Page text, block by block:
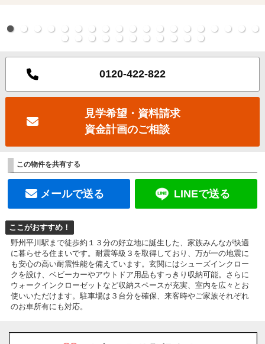
0120-422-822
見学希望・資料請求
資金計画のご相談
この物件を共有する
メールで送る LINEで送る
ここがおすすめ！
野州平川駅まで徒歩約１３分の好立地に誕生した、家族みんなが快適
に暮らせる住まいです。耐震等級３を取得しており、万が一の地震に
も安心の高い耐震性能を備えています。玄関にはシューズインクロー
クを設け、ベビーカーやアウトドア用品もすっきり収納可能。さらに
ウォークインクローゼットなど収納スペースが充実、室内を広々とお
使いいただけます。駐車場は３台分を確保、来客時やご家族それぞれ
のお車所有にも対応。